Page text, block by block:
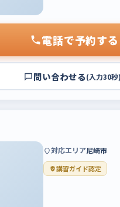
電話で予約する
問い合わせる(入力30秒)
対応エリア尼崎市
講習ガイド認定